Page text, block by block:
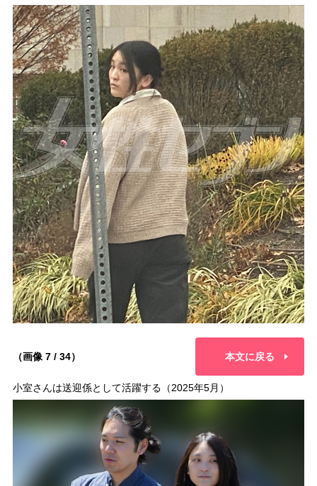
（画像 7 / 34） 本文に戻る
小室さんは送迎係として活躍する（2025年5月）